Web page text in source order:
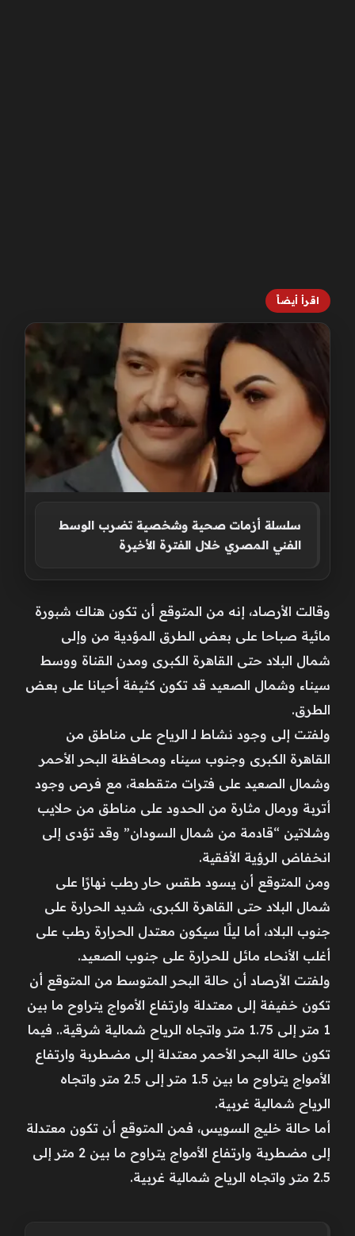
اقرأ أيضاً
سلسلة أزمات صحية وشخصية تضرب الوسط
الفني المصري خلال الفترة الأخيرة
وقالت الأرصاد، إنه من المتوقع أن تكون هناك شبورة
مائية صباحا على بعض الطرق المؤدية من وإلى
شمال البلاد حتى القاهرة الكبرى ومدن القناة ووسط
سيناء وشمال الصعيد قد تكون كثيفة أحيانا على بعض
الطرق.
ولفتت إلى وجود نشاط لـ الرياح على مناطق من
القاهرة الكبرى وجنوب سيناء ومحافظة البحر الأحمر
وشمال الصعيد على فترات متقطعة، مع فرص وجود
أتربة ورمال مثارة من الحدود على مناطق من حلايب
وشلاتين “قادمة من شمال السودان” وقد تؤدى إلى
انخفاض الرؤية الأفقية.
ومن المتوقع أن يسود طقس حار رطب نهارًا على
شمال البلاد حتى القاهرة الكبرى، شديد الحرارة على
جنوب البلاد، أما ليلًا سيكون معتدل الحرارة رطب على
أغلب الأنحاء مائل للحرارة على جنوب الصعيد.
ولفتت الأرصاد أن حالة البحر المتوسط من المتوقع أن
تكون خفيفة إلى معتدلة وارتفاع الأمواج يتراوح ما بين
1 متر إلى 1.75 متر واتجاه الرياح شمالية شرقية.. فيما
تكون حالة البحر الأحمر معتدلة إلى مضطربة وارتفاع
الأمواج يتراوح ما بين 1.5 متر إلى 2.5 متر واتجاه
الرياح شمالية غربية.
أما حالة خليج السويس، فمن المتوقع أن تكون معتدلة
إلى مضطربة وارتفاع الأمواج يتراوح ما بين 2 متر إلى
2.5 متر واتجاه الرياح شمالية غربية.